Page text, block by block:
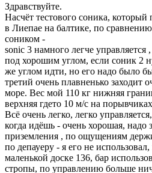
Здравствуйте.
Насчёт тестового соника,
в Лиепае на балтике, по
соником -
sonic 3 намного легче управляется ,
под хорошим углом, если соник 2
же углом идти, но его надо было
третий очень плавненько заходит
море. Вес мой 110 кг нижняя
верхняя гдето 10 м/с на
Всё очень легко, легко
когда идёшь - очень хорошая, надо
приземления , по ощущениям
по депауеру - я его не
маленькой доске 136, бар
стропы, по управлению больше